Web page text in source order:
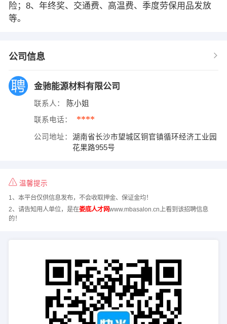
险；8、年终奖、交通费、高温费、季度劳保用品发放
等。
公司信息
金驰能源材料有限公司
联系人： 陈小姐
联系电话： ****
公司地址：
湖南省长沙市望城区铜官镇循环经济工业园
花果路955号
温馨提示
1、本平台仅供信息发布，不会收取押金、保证金均！
2、请告知用人单位，是在娄底人才网www.mbasalon.cn上看到该招聘信息
的！